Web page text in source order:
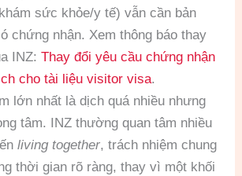
sức khỏe/y tế) vẫn cần bản
chứng nhận. Xem thông báo thay
INZ:Thay đổi yêu cầu chứng nhận
cho tài liệu visitor visa.
lớn nhất là dịch quá nhiều nhưng
tâm. INZ thường quan tâm nhiều
living together, trách nhiệm chung
thời gian rõ ràng, thay vì một khối